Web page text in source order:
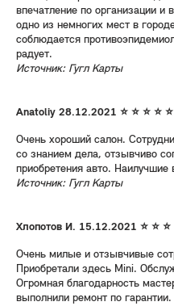
впечатление по организации и
одно из немногих мест в
соблюдается
радует.
Источник: Гугл Карты
Anatoliy 28.12.2021 ⭐ ⭐ ⭐ ⭐ ⭐
Очень хороший салон.
со знанием дела, отзывчиво
приобретения авто. Наилучшие
Источник: Гугл Карты
Хлопотов И. 15.12.2021 ⭐ ⭐ ⭐
Очень милые и отзывчивые
Приобретали здесь Mini.
Огромная благодарность
выполнили ремонт по гарантии.